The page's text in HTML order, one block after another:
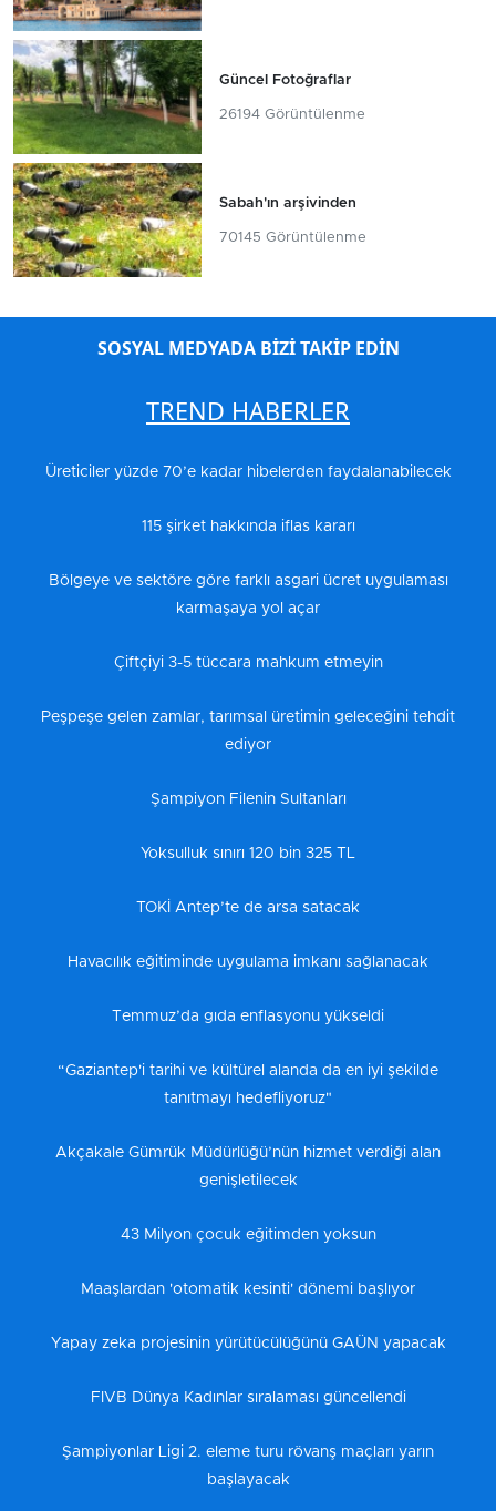
Güncel Fotoğraflar
26194 Görüntülenme
Sabah'ın arşivinden
70145 Görüntülenme
SOSYAL MEDYADA BİZİ TAKİP EDİN
TREND HABERLER
Üreticiler yüzde 70’e kadar hibelerden faydalanabilecek
115 şirket hakkında iflas kararı
Bölgeye ve sektöre göre farklı asgari ücret uygulaması
karmaşaya yol açar
Çiftçiyi 3-5 tüccara mahkum etmeyin
Peşpeşe gelen zamlar, tarımsal üretimin geleceğini tehdit
ediyor
Şampiyon Filenin Sultanları
Yoksulluk sınırı 120 bin 325 TL
TOKİ Antep’te de arsa satacak
Havacılık eğitiminde uygulama imkanı sağlanacak
Temmuz’da gıda enflasyonu yükseldi
“Gaziantep'i tarihi ve kültürel alanda da en iyi şekilde
tanıtmayı hedefliyoruz"
Akçakale Gümrük Müdürlüğü’nün hizmet verdiği alan
genişletilecek
43 Milyon çocuk eğitimden yoksun
Maaşlardan 'otomatik kesinti' dönemi başlıyor
Yapay zeka projesinin yürütücülüğünü GAÜN yapacak
FIVB Dünya Kadınlar sıralaması güncellendi
Şampiyonlar Ligi 2. eleme turu rövanş maçları yarın
başlayacak